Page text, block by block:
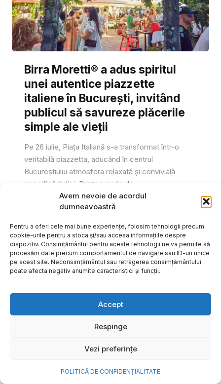
Avem nevoie de acordul
dumneavoastră
Pentru a oferi cele mai bune experiențe, folosim tehnologii precum
cookie-urile pentru a stoca și/sau accesa informațiile despre
dispozitiv. Consimțământul pentru aceste tehnologii ne va permite să
procesăm date precum comportamentul de navigare sau ID-uri unice
pe acest site. Neconsimțământul sau retragerea consimțământului
poate afecta negativ anumite caracteristici și funcții.
Accept
Respinge
Vezi preferințe
POLITICĂ DE CONFIDENȚIALITATE
Birra Moretti® a adus spiritul
unei autentice piazzette
italiene în București, invitând
publicul să savureze plăcerile
simple ale vieții
Pe 26 iulie, Piața Italiană s-a transformat într-o
veritabilă piazzetta, aducând în centrul
Bucureștiului atmosfera relaxată și convivială
specifică Italiei. Printr-o serie de...
Gabriel Barliga
frumoase amintiri ale verii într-